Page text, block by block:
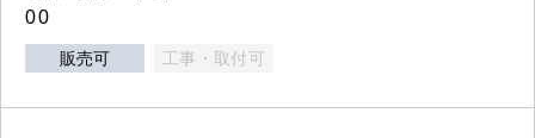
00
販売可 工事・取付可